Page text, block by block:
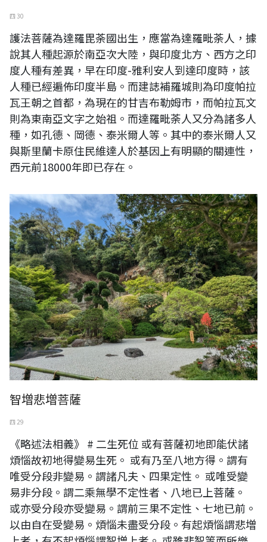
四 30
護法菩薩為達羅毘荼國出生，應當為達羅毗荼人，據
說其人種起源於南亞次大陸，與印度北方、西方之印
度人種有差異，早在印度-雅利安人到達印度時，該
人種已經遍佈印度半島。而建誌補羅城則為印度帕拉
瓦王朝之首都，為現在的甘吉布勒姆市，而帕拉瓦文
則為東南亞文字之始祖。而達羅毗荼人又分為諸多人
種，如孔德、岡德、泰米爾人等。其中的泰米爾人又
與斯里蘭卡原住民維達人於基因上有明顯的關連性，
西元前18000年即已存在。
智増悲増菩薩
四 29
《略述法相義》 # 二生死位 或有菩薩初地即能伏諸
煩惱故初地得變易生死。 或有乃至八地方得。謂有
唯受分段非變易。謂諸凡夫、四果定性。 或唯受變
易非分段。謂二乘無學不定性者、八地已上菩薩。
或亦受分段亦受變易。謂前三果不定性、七地已前。
以由自在受變易。煩惱未盡受分段。有起煩惱謂悲増